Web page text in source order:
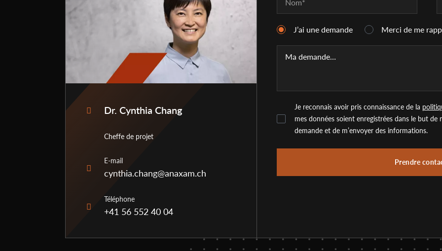
Dr. Cynthia Chang
Cheffe de projet
E-mail
cynthia.chang@anaxam.ch
Téléphone
+41 56 552 40 04
J’ai une demande Merci de me
Je reconnais avoir pris connaissance de la
mes données soient enregistrées dans le but
demande et de m’envoyer des informations.
Prendre